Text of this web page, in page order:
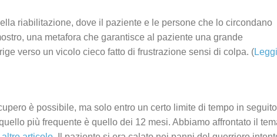
riabilitazione, dove il paziente e le persone che lo circondano
una metafora che garantisce al paziente una grande
verso un vicolo cieco fatto di frustrazione sensi di colpa. (Leggi
è possibile, ma solo entro un certo limite di tempo in seguito
più frequente è quello dei 12 mesi. Abbiamo affrontato il